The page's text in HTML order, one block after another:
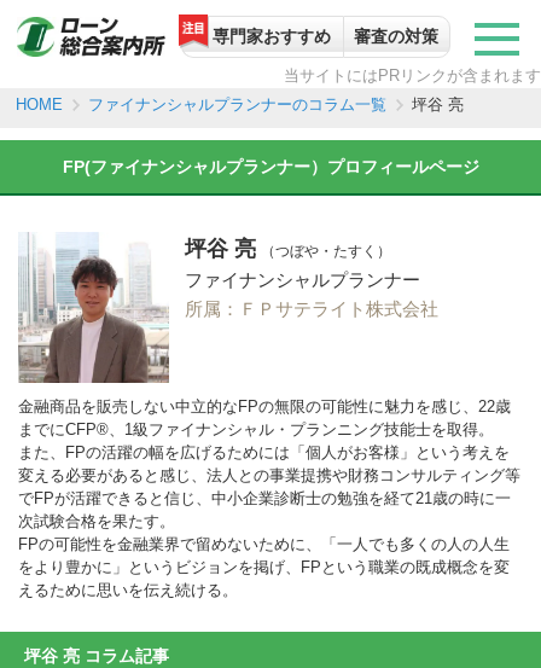
専門家おすすめ 審査の対策
当サイトにはPRリンクが含まれます
HOME
ファイナンシャルプランナーのコラム一覧 坪谷 亮
FP(ファイナンシャルプランナー）プロフィールページ
坪谷 亮 （つぼや・たすく）
ファイナンシャルプランナー
所属：ＦＰサテライト株式会社
金融商品を販売しない中立的なFPの無限の可能性に魅力を感じ、22歳
までにCFP®、1級ファイナンシャル・プランニング技能士を取得。
また、FPの活躍の幅を広げるためには「個人がお客様」という考えを
変える必要があると感じ、法人との事業提携や財務コンサルティング等
でFPが活躍できると信じ、中小企業診断士の勉強を経て21歳の時に一
次試験合格を果たす。
FPの可能性を金融業界で留めないために、「一人でも多くの人の人生
をより豊かに」というビジョンを掲げ、FPという職業の既成概念を変
えるために思いを伝え続ける。
坪谷 亮 コラム記事